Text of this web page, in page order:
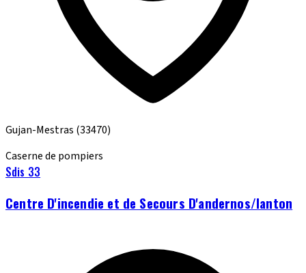
Gujan-Mestras (33470)
Caserne de pompiers
Sdis 33
Centre D'incendie et de Secours D'andernos/lanton